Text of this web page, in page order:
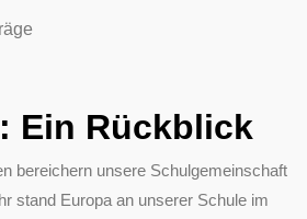
Ein Rückblick
bereichern unsere Schulgemeinschaft
stand Europa an unserer Schule im